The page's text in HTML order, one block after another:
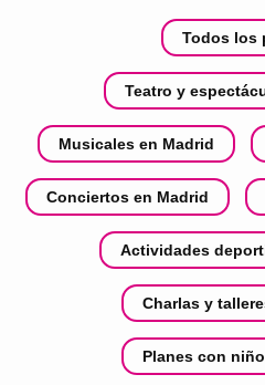
Todos los
Teatro y
Musicales en Madrid
Conciertos en Madrid
Actividades
Charlas y
Planes con